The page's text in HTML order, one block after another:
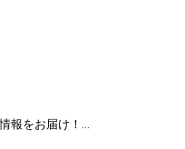
報をお届け！